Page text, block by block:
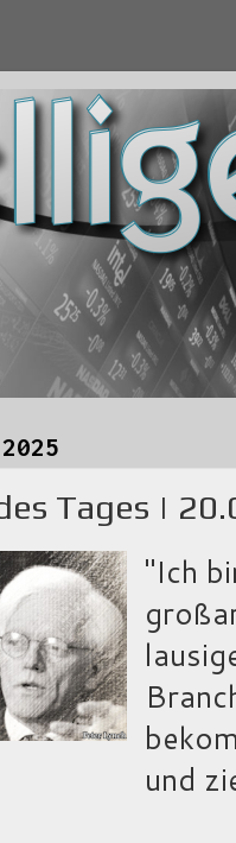
Tages |
"Ich
und